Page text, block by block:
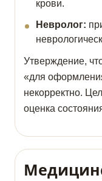
крови.
Невролог:
Утверждение,
«для
некорректно.
оценка